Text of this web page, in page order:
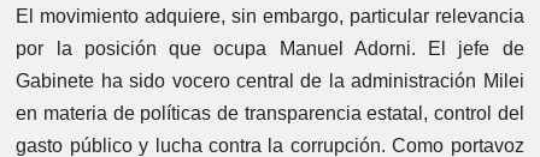
El movimiento adquiere, sin embargo, particular relevancia
por la posición que ocupa Manuel Adorni. El jefe de
Gabinete ha sido vocero central de la administración Milei
en materia de políticas de transparencia estatal, control del
gasto público y lucha contra la corrupción. Como portavoz